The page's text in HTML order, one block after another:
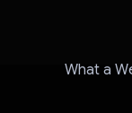
What a